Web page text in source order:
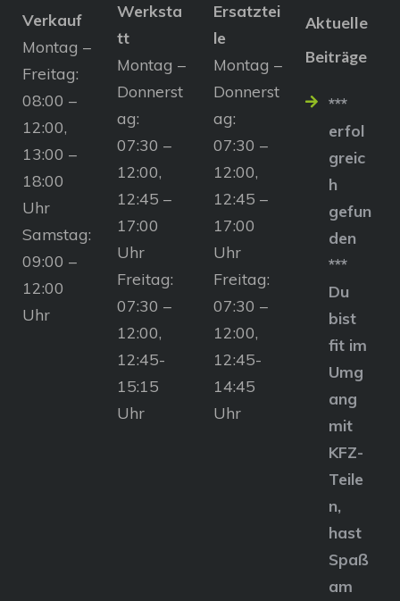
Verkauf
Montag –
Freitag:
08:00 –
12:00,
13:00 –
18:00
Uhr
Samstag:
09:00 –
12:00
Uhr
Werksta
tt
Montag –
Donnerst
ag:
07:30 –
12:00,
12:45 –
17:00
Uhr
Freitag:
07:30 –
12:00,
12:45-
15:15
Uhr
Ersatztei
le
Montag –
Donnerst
ag:
07:30 –
12:00,
12:45 –
17:00
Uhr
Freitag:
07:30 –
12:00,
12:45-
14:45
Uhr
Aktuelle
Beiträge
***
erfol
greic
h
gefun
den
***
Du
bist
fit im
Umg
ang
mit
KFZ-
Teile
n,
hast
Spaß
am